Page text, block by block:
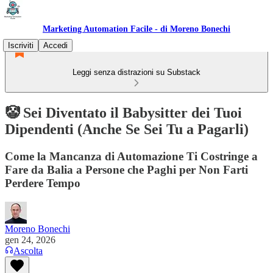
Marketing Automation Facile - di Moreno Bonechi
Iscriviti
Accedi
Leggi senza distrazioni su Substack
🤡 Sei Diventato il Babysitter dei Tuoi
Dipendenti (Anche Se Sei Tu a Pagarli)
Come la Mancanza di Automazione Ti Costringe a
Fare da Balia a Persone che Paghi per Non Farti
Perdere Tempo
Moreno Bonechi
gen 24, 2026
Ascolta